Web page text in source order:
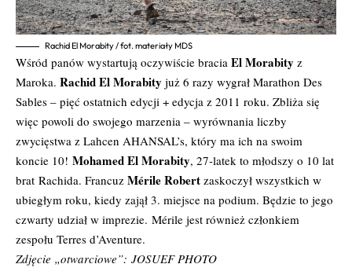
Rachid El Morabity / fot. materiały MDS
Wśród panów wystartują oczywiście bracia El Morabity z
Maroka. Rachid El Morabity już 6 razy wygrał Marathon Des
Sables – pięć ostatnich edycji + edycja z 2011 roku. Zbliża się
więc powoli do swojego marzenia – wyrównania liczby
zwycięstwa z Lahcen AHANSAL’s, który ma ich na swoim
koncie 10! Mohamed El Morabity, 27-latek to młodszy o 10 lat
brat Rachida. Francuz Mérile Robert zaskoczył wszystkich w
ubiegłym roku, kiedy zajął 3. miejsce na podium. Będzie to jego
czwarty udział w imprezie. Mérile jest również członkiem
zespołu Terres d’Aventure.
Zdjęcie „otwarciowe”: JOSUEF PHOTO